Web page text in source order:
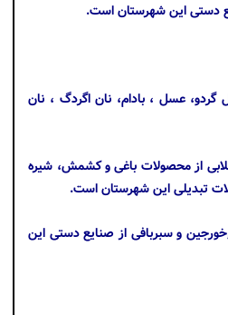
دستی این شهرستان است.
عسل ، بادام، نان اگردگ ، نان
گلابی از محصولات باغی و کشمش، شیره
تبدیلی این شهرستان است.
و سبربافی از صنایع دستی این